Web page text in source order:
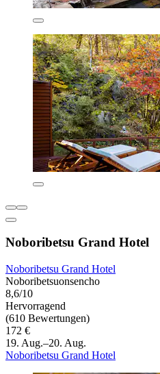
Noboribetsu Grand Hotel
Noboribetsu Grand Hotel
Noboribetsuonsencho
8,6/10
Hervorragend
(610 Bewertungen)
172 €
19. Aug.–20. Aug.
Noboribetsu Grand Hotel